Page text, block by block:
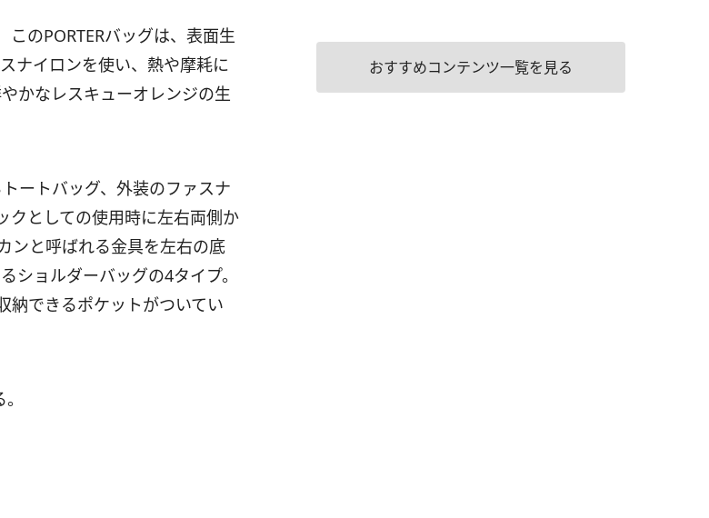
このPORTERバッグは、表面生
ナイロンを使い、熱や摩耗に
かなレスキューオレンジの生
ートバッグ、外装のファスナ
クとしての使用時に左右両側か
ンと呼ばれる金具を左右の底
ショルダーバッグの4タイプ。
納できるポケットがついてい
おすすめコンテンツ一覧を見る